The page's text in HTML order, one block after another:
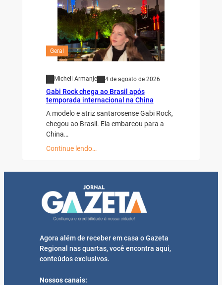
Geral
Micheli Armanje 4 de agosto de 2026
Gabi Rock chega ao Brasil após
temporada internacional na China
A modelo e atriz santarosense Gabi Rock,
chegou ao Brasil. Ela embarcou para a
China…
Continue lendo…
Agora além de receber em casa o Gazeta
Regional nas quartas, você encontra aqui,
conteúdos exclusivos.
Nossos canais: